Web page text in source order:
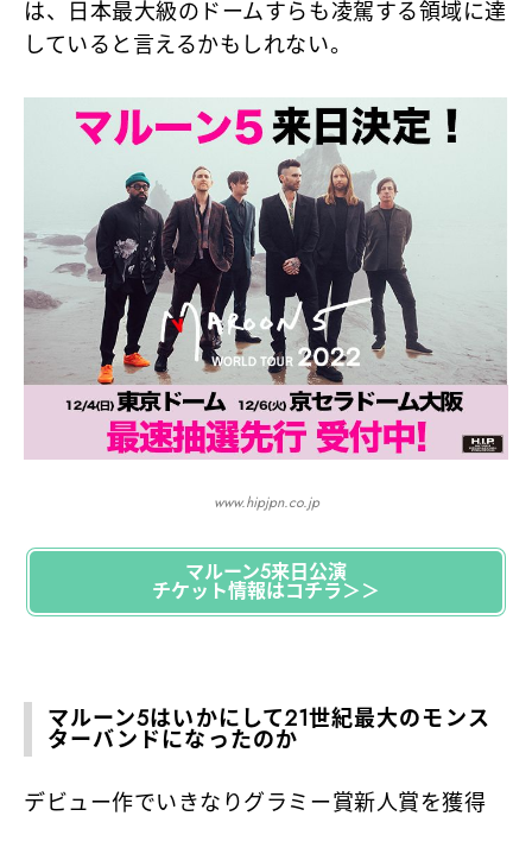
は、日本最大級のドームすらも凌駕する領域に達
していると言えるかもしれない。
www.hipjpn.co.jp
マルーン5来日公演
チケット情報はコチラ＞＞
マルーン5はいかにして21世紀最大のモンス
ターバンドになったのか
デビュー作でいきなりグラミー賞新人賞を獲得